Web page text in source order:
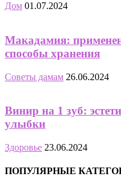
Дом 01.07.2024
Макадамия:
способы хранения
Советы дамам 26.06.2024
Винир на 1 зуб:
улыбки
Здоровье 23.06.2024
ПОПУЛЯРНЫЕ